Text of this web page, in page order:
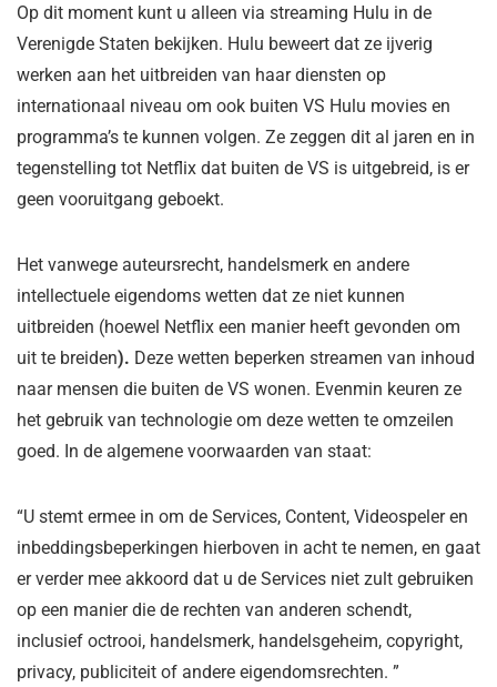
Op dit moment kunt u alleen via streaming Hulu in de
Verenigde Staten bekijken. Hulu beweert dat ze ijverig
werken aan het uitbreiden van haar diensten op
internationaal niveau om ook buiten VS Hulu movies en
programma’s te kunnen volgen. Ze zeggen dit al jaren en in
tegenstelling tot Netflix dat buiten de VS is uitgebreid, is er
geen vooruitgang geboekt.
Het vanwege auteursrecht, handelsmerk en andere
intellectuele eigendoms wetten dat ze niet kunnen
uitbreiden (hoewel Netflix een manier heeft gevonden om
uit te breiden). Deze wetten beperken streamen van inhoud
naar mensen die buiten de VS wonen. Evenmin keuren ze
het gebruik van technologie om deze wetten te omzeilen
goed. In de algemene voorwaarden van staat:
“U stemt ermee in om de Services, Content, Videospeler en
inbeddingsbeperkingen hierboven in acht te nemen, en gaat
er verder mee akkoord dat u de Services niet zult gebruiken
op een manier die de rechten van anderen schendt,
inclusief octrooi, handelsmerk, handelsgeheim, copyright,
privacy, publiciteit of andere eigendomsrechten. ”